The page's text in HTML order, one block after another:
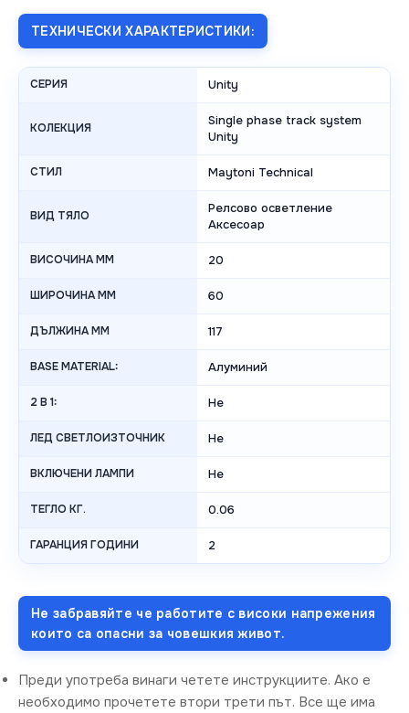
ТЕХНИЧЕСКИ ХАРАКТЕРИСТИКИ:
СЕРИЯ Unity
КОЛЕКЦИЯ
Single phase track system
Unity
СТИЛ Maytoni Technical
ВИД ТЯЛО
Релсово осветление
Аксесоар
ВИСОЧИНА MM 20
ШИРОЧИНА MM 60
ДЪЛЖИНА MM 117
BASE MATERIAL: Алуминий
2 В 1: Не
ЛЕД СВЕТЛОИЗТОЧНИК Не
ВКЛЮЧЕНИ ЛАМПИ Не
ТЕГЛО КГ. 0.06
ГАРАНЦИЯ ГОДИНИ 2
Не забравяйте че работите с високи напрежения
които са опасни за човешкия живот.
Преди употреба винаги четете инструкциите. Ако е
необходимо прочетете втори трети път. Все ще има